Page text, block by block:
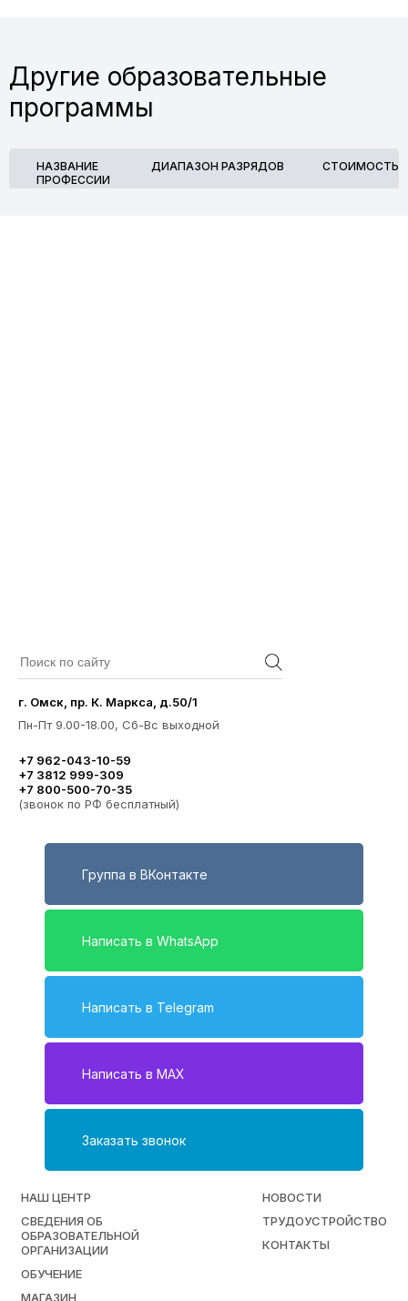
Другие образовательные
программы
НАЗВАНИЕ
ПРОФЕССИИ
ДИАПАЗОН РАЗРЯДОВ СТОИМОСТЬ
г. Омск, пр. К. Маркса, д.50/1
Пн-Пт 9.00-18.00, Сб-Вс выходной
+7 962-043-10-59
+7 3812 999-309
+7 800-500-70-35
(звонок по РФ бесплатный)
Группа в ВКонтакте
Написать в WhatsApp
Написать в Telegram
Написать в MAX
Заказать звонок
НАШ ЦЕНТР
СВЕДЕНИЯ ОБ
ОБРАЗОВАТЕЛЬНОЙ
ОРГАНИЗАЦИИ
ОБУЧЕНИЕ
МАГАЗИН
НОВОСТИ
ТРУДОУСТРОЙСТВО
КОНТАКТЫ